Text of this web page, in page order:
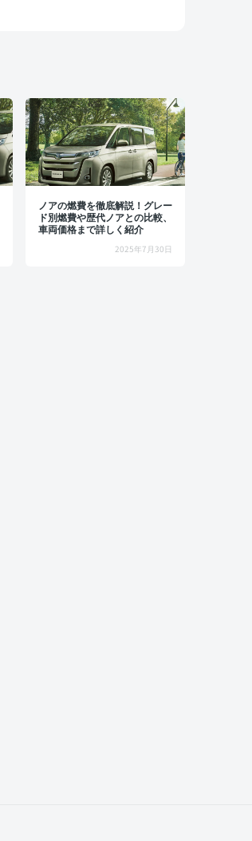
ノアの燃費を徹底解説！グレー
ド別燃費や歴代ノアとの比較、
車両価格まで詳しく紹介
2025年7月30日